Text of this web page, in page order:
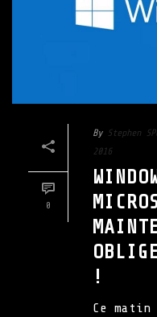
0
By Stephen
2016
!
Ce